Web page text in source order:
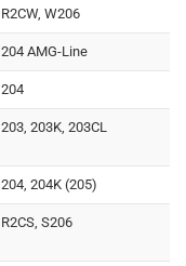
R2CW, W206
204 AMG-Line
204
203, 203K, 203CL
204, 204K (205)
R2CS, S206